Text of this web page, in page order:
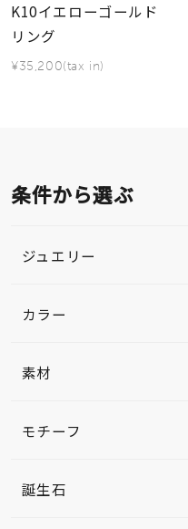
K10イエローゴールド
リング
¥35,200(tax in)
条件から選ぶ
ジュエリー
カラー
素材
モチーフ
誕生石